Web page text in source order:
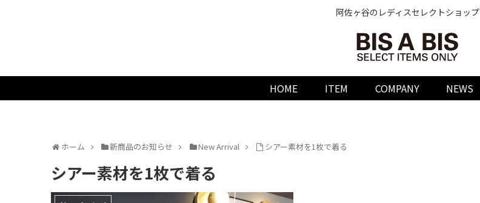
阿佐ヶ谷のレディスセレクトショップ
HOME ITEM COMPANY NEWS
ホーム 新商品のお知らせ New Arrival シアー素材を1枚で着る
シアー素材を1枚で着る